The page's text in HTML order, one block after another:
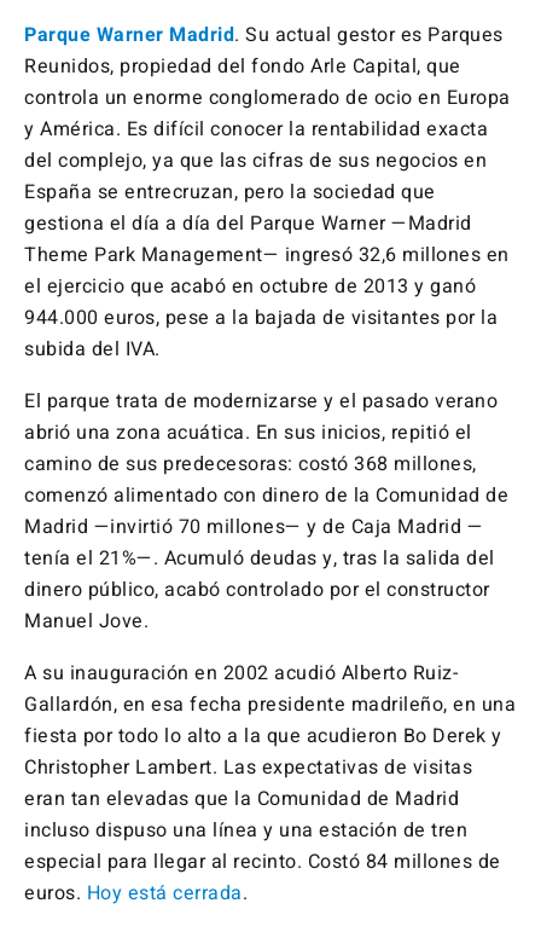
Parque Warner Madrid. Su actual gestor es Parques
Reunidos, propiedad del fondo Arle Capital, que
controla un enorme conglomerado de ocio en Europa
y América. Es difícil conocer la rentabilidad exacta
del complejo, ya que las cifras de sus negocios en
España se entrecruzan, pero la sociedad que
gestiona el día a día del Parque Warner —Madrid
Theme Park Management— ingresó 32,6 millones en
el ejercicio que acabó en octubre de 2013 y ganó
944.000 euros, pese a la bajada de visitantes por la
subida del IVA.
El parque trata de modernizarse y el pasado verano
abrió una zona acuática. En sus inicios, repitió el
camino de sus predecesoras: costó 368 millones,
comenzó alimentado con dinero de la Comunidad de
Madrid —invirtió 70 millones— y de Caja Madrid —
tenía el 21%—. Acumuló deudas y, tras la salida del
dinero público, acabó controlado por el constructor
Manuel Jove.
A su inauguración en 2002 acudió Alberto Ruiz-
Gallardón, en esa fecha presidente madrileño, en una
fiesta por todo lo alto a la que acudieron Bo Derek y
Christopher Lambert. Las expectativas de visitas
eran tan elevadas que la Comunidad de Madrid
incluso dispuso una línea y una estación de tren
especial para llegar al recinto. Costó 84 millones de
euros. Hoy está cerrada.